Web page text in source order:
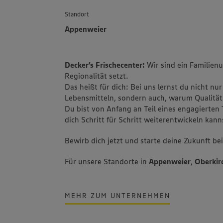
Standort
Appenweier
Decker’s Frischecenter:Wir sind ein
Regionalität setzt.
Das heißt für dich: Bei uns lernst du nicht
Lebensmitteln, sondern auch, warum
Du bist von Anfang an Teil eines
dich Schritt für Schritt weiterentwickeln
Bewirb dich jetzt und starte deine Zukunft
Für unsere Standorte inAppenweier,
MEHR ZUM UNTERNEHMEN